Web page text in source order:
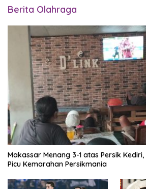
Berita Olahraga
Makassar Menang 3-1 atas Persik
Picu Kemarahan Persikmania